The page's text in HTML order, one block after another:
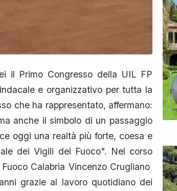
il Primo Congresso della UIL FP
e organizzativo per tutta la
che ha rappresentato, affermano:
anche il simbolo di un passaggio
oggi una realtà più forte, coesa e
dei Vigili del Fuoco". Nel corso
Calabria Vincenzo Crugliano
grazie al lavoro quotidiano dei